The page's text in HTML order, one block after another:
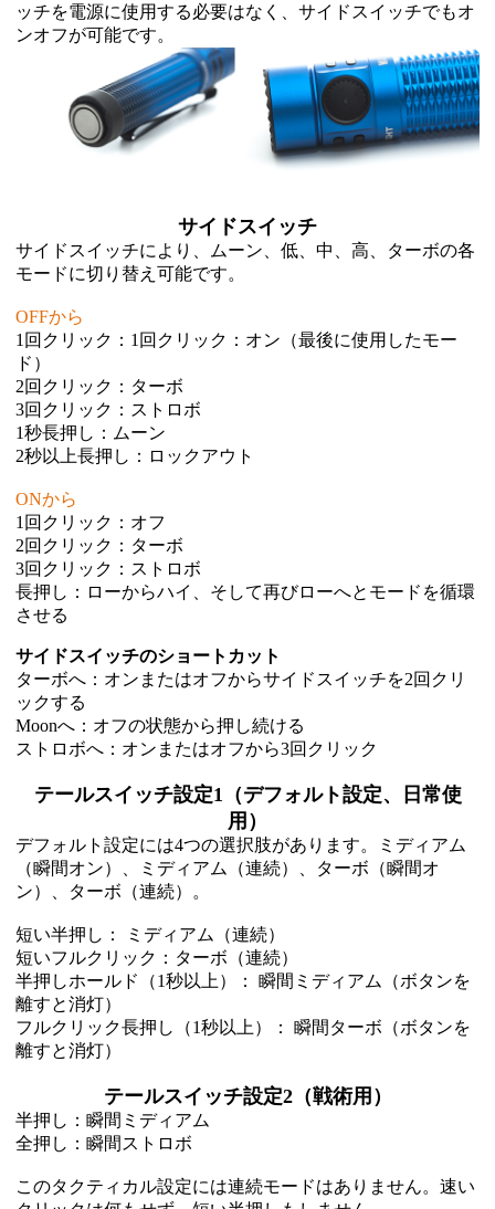
ッチを電源に使用する必要はなく、サイドスイッチでもオ
ンオフが可能です。
サイドスイッチ
サイドスイッチにより、ムーン、低、中、高、ターボの各
モードに切り替え可能です。
OFFから
1回クリック：1回クリック：オン（最後に使用したモー
ド）
2回クリック：ターボ
3回クリック：ストロボ
1秒長押し：ムーン
2秒以上長押し：ロックアウト
ONから
1回クリック：オフ
2回クリック：ターボ
3回クリック：ストロボ
長押し：ローからハイ、そして再びローへとモードを循環
させる
サイドスイッチのショートカット
ターボへ：オンまたはオフからサイドスイッチを2回クリ
ックする
Moonへ：オフの状態から押し続ける
ストロボへ：オンまたはオフから3回クリック
テールスイッチ設定1（デフォルト設定、日常使
用）
デフォルト設定には4つの選択肢があります。ミディアム
（瞬間オン）、ミディアム（連続）、ターボ（瞬間オ
ン）、ターボ（連続）。
短い半押し： ミディアム（連続）
短いフルクリック：ターボ（連続）
半押しホールド（1秒以上）： 瞬間ミディアム（ボタンを
離すと消灯）
フルクリック長押し（1秒以上）： 瞬間ターボ（ボタンを
離すと消灯）
テールスイッチ設定2（戦術用）
半押し：瞬間ミディアム
全押し：瞬間ストロボ
このタクティカル設定には連続モードはありません。速い